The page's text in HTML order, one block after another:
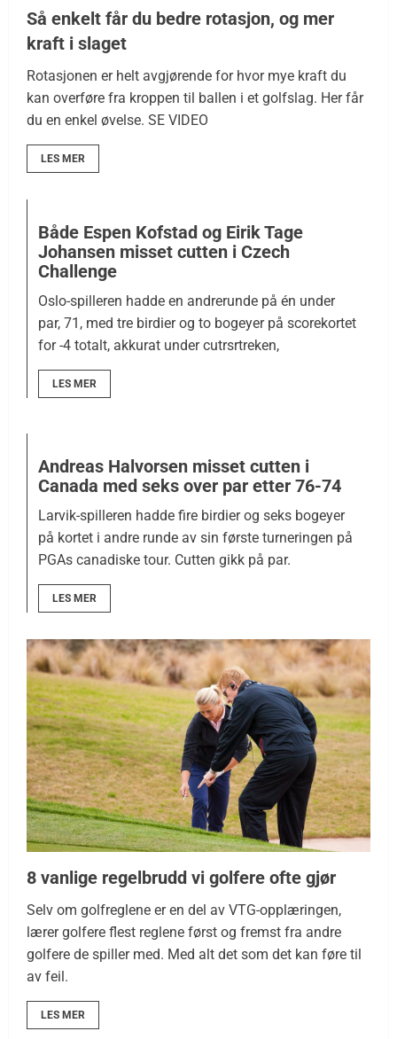
Så enkelt får du bedre rotasjon, og mer
kraft i slaget
Rotasjonen er helt avgjørende for hvor mye kraft du
kan overføre fra kroppen til ballen i et golfslag. Her får
du en enkel øvelse. SE VIDEO
LES MER
Både Espen Kofstad og Eirik Tage
Johansen misset cutten i Czech
Challenge
Oslo-spilleren hadde en andrerunde på én under
par, 71, med tre birdier og to bogeyer på scorekortet
for -4 totalt, akkurat under cutrsrtreken,
LES MER
Andreas Halvorsen misset cutten i
Canada med seks over par etter 76-74
Larvik-spilleren hadde fire birdier og seks bogeyer
på kortet i andre runde av sin første turneringen på
PGAs canadiske tour. Cutten gikk på par.
LES MER
8 vanlige regelbrudd vi golfere ofte gjør
Selv om golfreglene er en del av VTG-opplæringen,
lærer golfere flest reglene først og fremst fra andre
golfere de spiller med. Med alt det som det kan føre til
av feil.
LES MER